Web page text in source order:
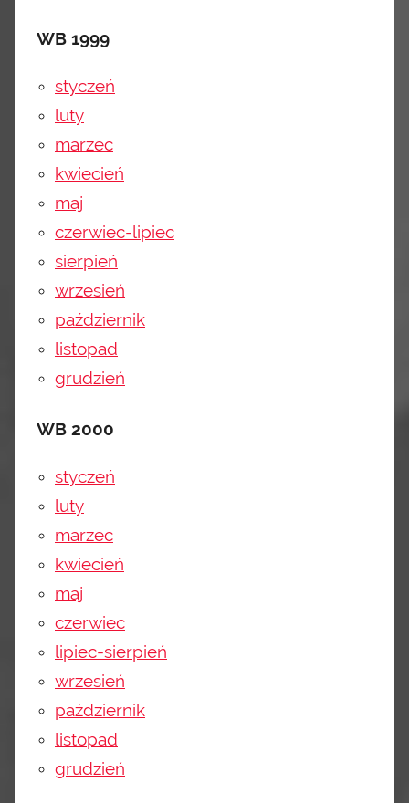
WB 1999
styczeń
luty
marzec
kwiecień
maj
czerwiec-lipiec
sierpień
wrzesień
październik
listopad
grudzień
WB 2000
styczeń
luty
marzec
kwiecień
maj
czerwiec
lipiec-sierpień
wrzesień
październik
listopad
grudzień